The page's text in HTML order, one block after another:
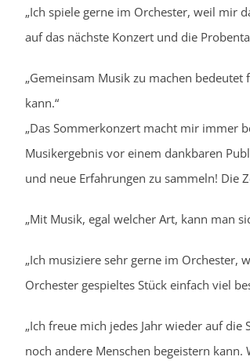
„Ich spiele gerne im Orchester, weil mir
auf das nächste Konzert und die
„Gemeinsam Musik zu machen
kann.“
„Das Sommerkonzert macht mir immer
Musikergebnis vor einem dankbaren
und neue Erfahrungen zu sammeln! Die
„Mit Musik, egal welcher Art, kann man
„Ich musiziere sehr gerne im Orchester,
Orchester gespieltes Stück einfach viel
„Ich freue mich jedes Jahr wieder auf
noch andere Menschen begeistern kann.